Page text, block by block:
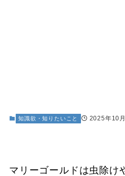
知識欲・知りたいこと 2025年10
マリーゴールドは虫除け